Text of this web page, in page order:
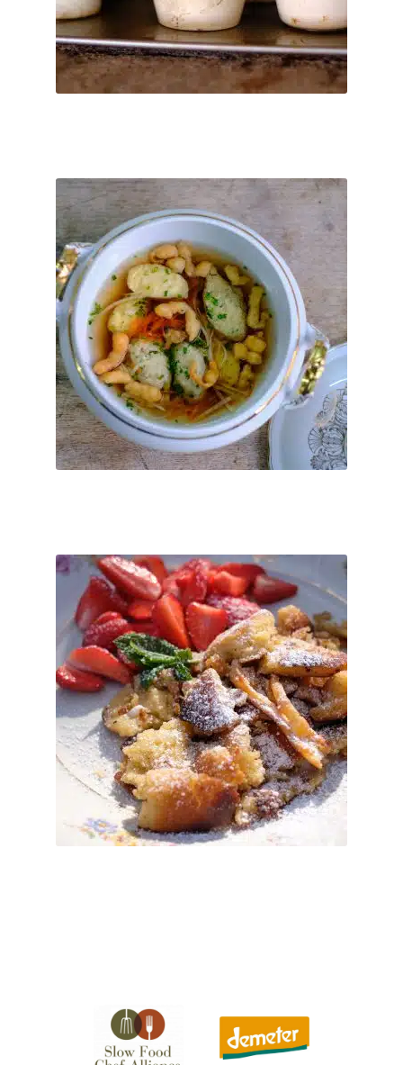
Kostenfreier Versand
Lieferzeit:
Direkt nach der Bestellung per Email.
Ticket buchen
mehrere
Varianten
Produktseite
So. 06.12.2026 Happy Sunday – Das Sonntagsessen
mit Familie & Freunden
0
55
€
Serviertes Mittagessen – 100% biologisch, inkl. Wasser und 2
Frei-Getränke aus unserer Getränkekarte von 11:30 - ca. 15:00
Uhr ...
inkl. MwSt.
Kostenfreier Versand
Lieferzeit:
Direkt nach der Bestellung per Email.
Ticket buchen
Dieses
mehrere
Varianten
Produktseite
gewählt
werden
So. 22.11.2026 Kaiserfrühstück
0
€
–
45
€
Frühstück am Buffet – 100% biologisch, inkl. sind Wasser, frische
Säfte, Filterkaffee, Tee und auch ein Gläschen Crémant. ...
inkl. MwSt.
Kostenfreier Versand
Ticket buchen
Dieses
Produkt
mehrere
Varianten
Benachrichtige mich, wenn
verfügbar